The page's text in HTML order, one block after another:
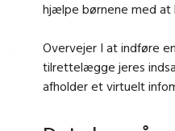
hjælpe børnene med at
Overvejer I at indføre
tilrettelægge jeres
afholder et virtuelt